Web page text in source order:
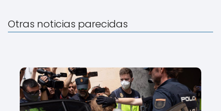
Otras noticias parecidas